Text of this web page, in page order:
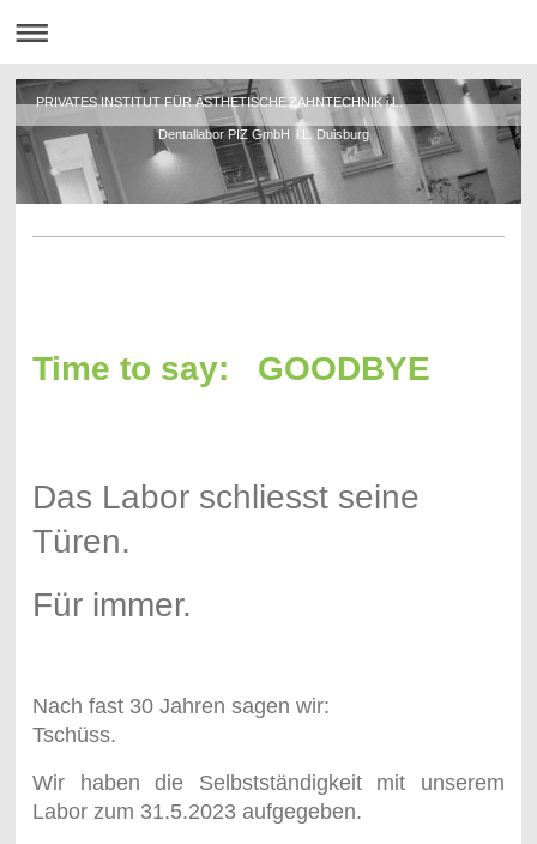
PRIVATES INSTITUT FÜR ÄSTHETISCHE ZAHNTECHNIK i.L.
Dentallabor PIZ GmbH i.L. Duisburg
Time to say: GOODBYE
Das Labor schliesst seine
Türen.
Für immer.
Nach fast 30 Jahren sagen wir:
Tschüss.
Wir haben die Selbstständigkeit mit unserem
Labor zum 31.5.2023 aufgegeben.